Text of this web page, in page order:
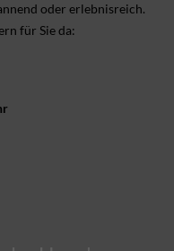
oder erlebnis­reich.
für Sie da: